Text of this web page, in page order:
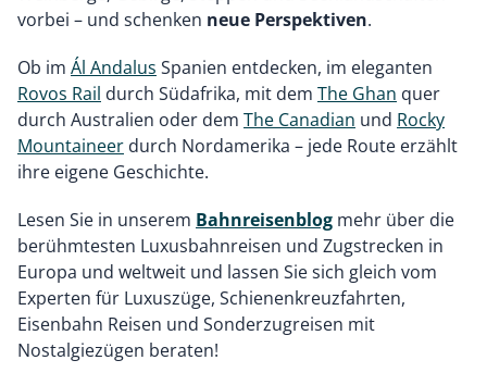
vorbei – und schenken neue Perspektiven.
Ob im Ál Andalus Spanien entdecken, im eleganten
Rovos Rail durch Südafrika, mit dem The Ghan quer
durch Australien oder dem The Canadian und Rocky
Mountaineer durch Nordamerika – jede Route erzählt
ihre eigene Geschichte.
Lesen Sie in unserem Bahnreisenblog mehr über die
berühmtesten Luxusbahnreisen und Zugstrecken in
Europa und weltweit und lassen Sie sich gleich vom
Experten für Luxuszüge, Schienenkreuzfahrten,
Eisenbahn Reisen und Sonderzugreisen mit
Nostalgiezügen beraten!